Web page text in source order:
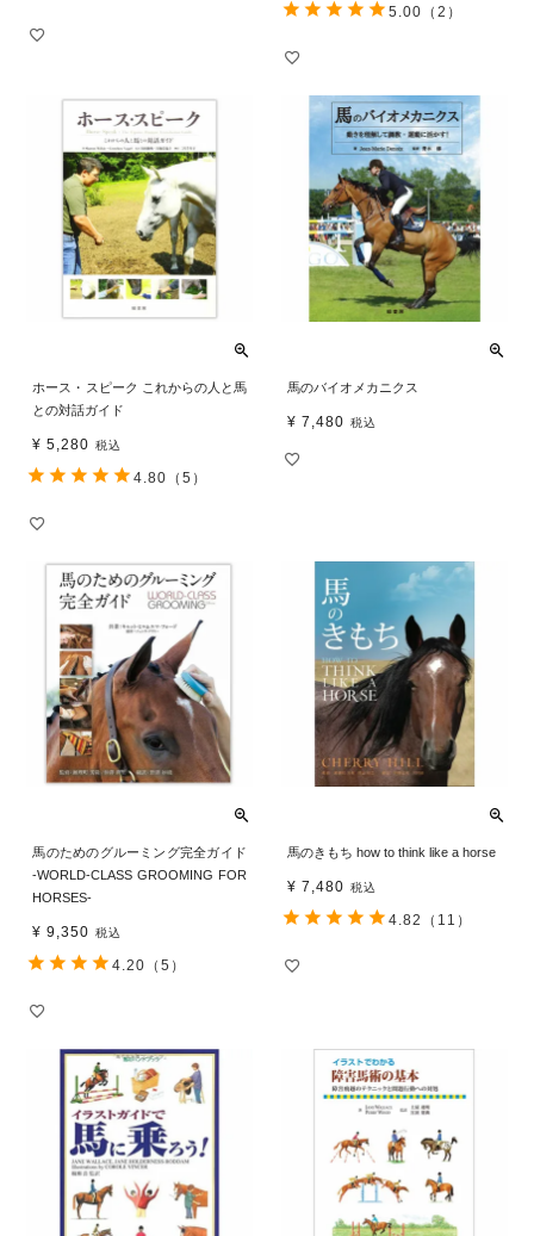
5.00 （2）
ホース・スピーク これからの人と馬
との対話ガイド
¥ 5,280 税込
4.80 （5）
馬のバイオメカニクス
¥ 7,480 税込
馬のためのグルーミング完全ガイド
-WORLD-CLASS GROOMING FOR
HORSES-
¥ 9,350 税込
4.20 （5）
馬のきもち how to think like a horse
¥ 7,480 税込
4.82 （11）